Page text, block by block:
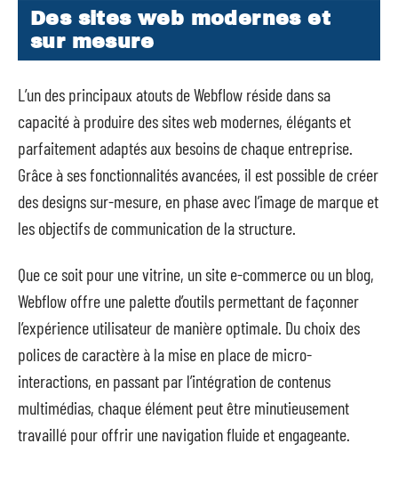
Des sites web modernes et
sur mesure
L’un des principaux atouts de Webflow réside dans sa
capacité à produire des sites web modernes, élégants et
parfaitement adaptés aux besoins de chaque entreprise.
Grâce à ses fonctionnalités avancées, il est possible de créer
des designs sur-mesure, en phase avec l’image de marque et
les objectifs de communication de la structure.
Que ce soit pour une vitrine, un site e-commerce ou un blog,
Webflow offre une palette d’outils permettant de façonner
l’expérience utilisateur de manière optimale. Du choix des
polices de caractère à la mise en place de micro-
interactions, en passant par l’intégration de contenus
multimédias, chaque élément peut être minutieusement
travaillé pour offrir une navigation fluide et engageante.